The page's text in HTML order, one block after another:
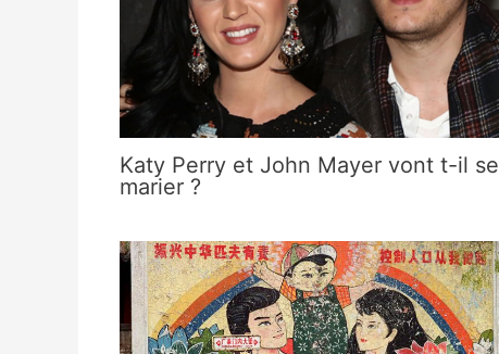
Katy Perry et John Mayer vont t-il se
marier ?